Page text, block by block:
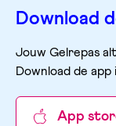
Download
Jouw Gelrepas
Download de
App